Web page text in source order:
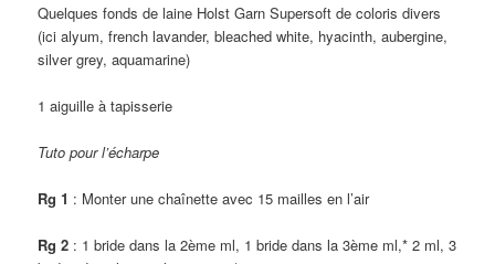
Quelques fonds de laine Holst Garn Supersoft de coloris divers
(ici alyum, french lavander, bleached white, hyacinth, aubergine,
silver grey, aquamarine)
1 aiguille à tapisserie
Tuto pour l’écharpe
Rg 1 : Monter une chaînette avec 15 mailles en l’air
Rg 2 : 1 bride dans la 2ème ml, 1 bride dans la 3ème ml,* 2 ml, 3